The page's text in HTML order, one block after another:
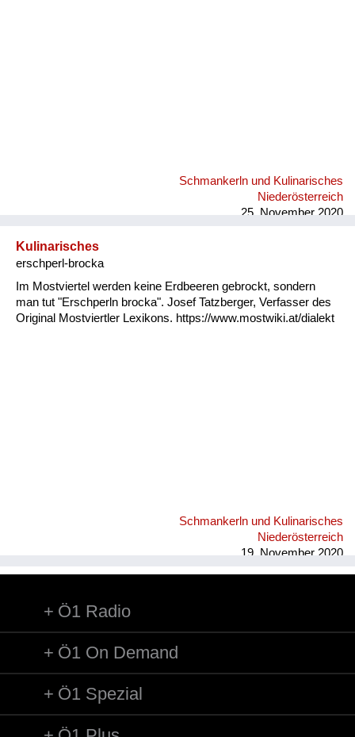
Schmankerln und Kulinarisches
Niederösterreich
25. November 2020
Kulinarisches
erschperl-brocka
Im Mostviertel werden keine Erdbeeren gebrockt, sondern
man tut "Erschperln brocka". Josef Tatzberger, Verfasser des
Original Mostviertler Lexikons. https://www.mostwiki.at/dialekt
Schmankerln und Kulinarisches
Niederösterreich
19. November 2020
Ö1 Radio
Ö1 On Demand
Ö1 Spezial